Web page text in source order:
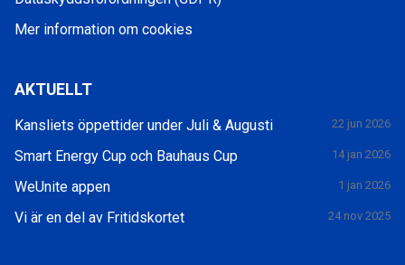
Mer information om cookies
AKTUELLT
Kansliets öppettider under Juli & Augusti 22 jun 2026
Smart Energy Cup och Bauhaus Cup 14 jan 2026
WeUnite appen 1 jan 2026
Vi är en del av Fritidskortet 24 nov 2025